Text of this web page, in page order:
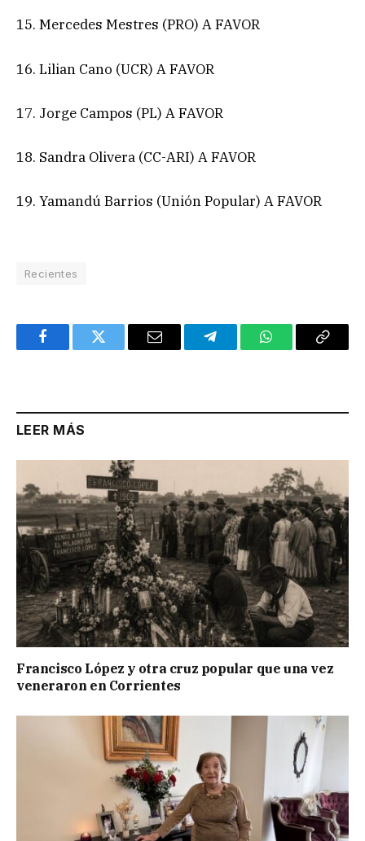
15. Mercedes Mestres (PRO) A FAVOR
16. Lilian Cano (UCR) A FAVOR
17. Jorge Campos (PL) A FAVOR
18. Sandra Olivera (CC-ARI) A FAVOR
19. Yamandú Barrios (Unión Popular) A FAVOR
Recientes
FacebookTwitter Email TelegramWhatsAppCopy
LEER MÁS
Francisco López y otra cruz popular que una vez
veneraron en Corrientes